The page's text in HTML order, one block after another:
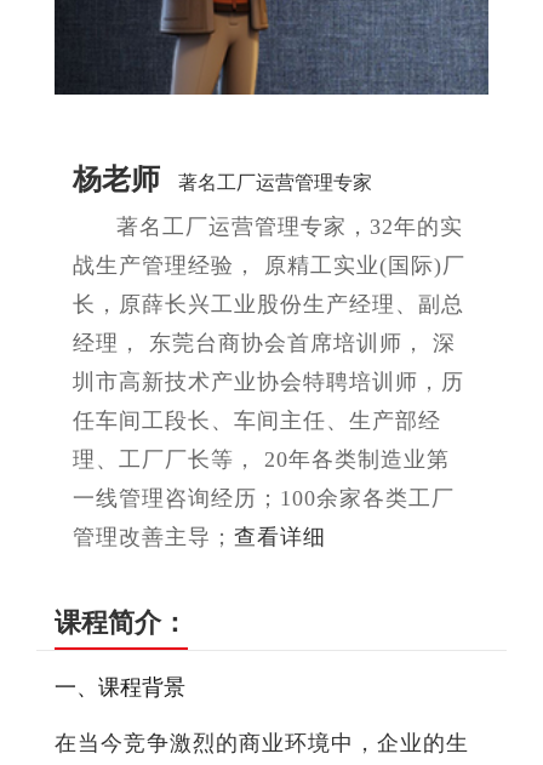
杨老师 著名工厂运营管理专家
著名工厂运营管理专家，32年的实
战生产管理经验， 原精工实业(国际)厂
长，原薛长兴工业股份生产经理、副总
经理， 东莞台商协会首席培训师， 深
圳市高新技术产业协会特聘培训师，历
任车间工段长、车间主任、生产部经
理、工厂厂长等， 20年各类制造业第
一线管理咨询经历；100余家各类工厂
管理改善主导； 查看详细
课程简介：
一、课程背景
在当今竞争激烈的商业环境中，企业的生